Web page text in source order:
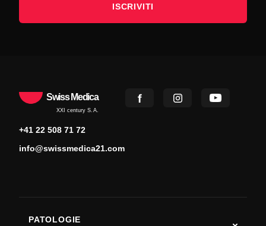
ISCRIVITI
Swiss Medica
XXI century S.A.
+41 22 508 71 72
info@swissmedica21.com
PATOLOGIE